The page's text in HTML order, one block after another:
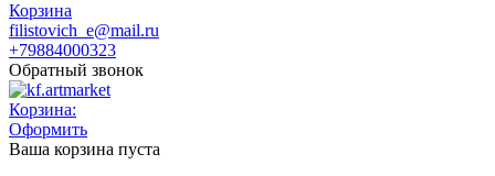
Корзина
filistovich_e@mail.ru
+79884000323
Обратный звонок
Корзина:
Оформить
Ваша корзина пуста